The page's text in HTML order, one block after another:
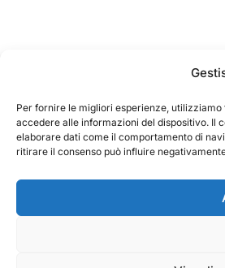
Per fornire le migliori esperienze,
accedere alle informazioni del dispositivo. Il
elaborare dati come il comportamento di
ritirare il consenso può influire